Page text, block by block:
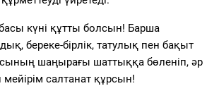
күні құтты болсын! Барша
береке-бірлік, татулық пен бақыт
шаңырағы шаттыққа бөленіп, әр
салтанат құрсын!